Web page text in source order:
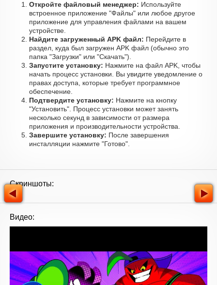
Откройте файловый менеджер: Используйте
встроенное приложение "Файлы" или любое другое
приложение для управления файлами на вашем
устройстве.
Найдите загруженный APK файл: Перейдите в
раздел, куда был загружен APK файл (обычно это
папка "Загрузки" или "Скачать").
Запустите установку: Нажмите на файл APK, чтобы
начать процесс установки. Вы увидите уведомление о
правах доступа, которые требует программное
обеспечение.
Подтвердите установку: Нажмите на кнопку
"Установить". Процесс установки может занять
несколько секунд в зависимости от размера
приложения и производительности устройства.
Завершите установку: После завершения
инсталляции нажмите "Готово".
Скриншоты:
Видео: